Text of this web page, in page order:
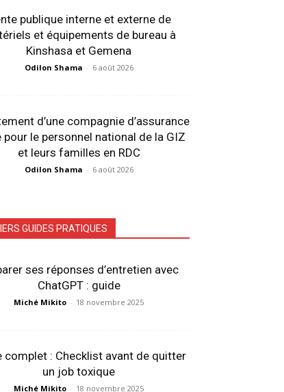
publique interne et externe de
et équipements de bureau à
Kinshasa et Gemena
Odilon Shama - 6 août 2026
d’une compagnie d’assurance
pour le personnel national de la GIZ
et leurs familles en RDC
Odilon Shama - 6 août 2026
GUIDES PRATIQUES
ses réponses d’entretien avec
ChatGPT : guide
Miché Mikito - 18 novembre 2025
complet : Checklist avant de quitter
un job toxique
Miché Mikito - 18 novembre 2025